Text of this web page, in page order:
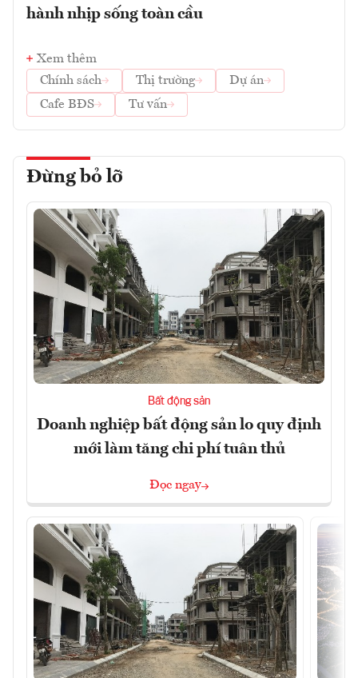
hành nhịp sống toàn cầu
Xem thêm
Chính sách
Thị trường
Dự án
Cafe BĐS
Tư vấn
Đừng bỏ lỡ
Bất động sản
Doanh nghiệp bất động sản lo quy định
mới làm tăng chi phí tuân thủ
Đọc ngay